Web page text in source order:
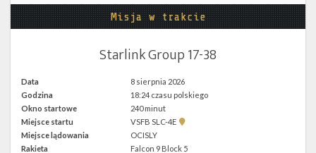
Misja w trakcie
Starlink Group 17-38
Data
8 sierpnia 2026
Godzina
18:24 czasu polskiego
Okno startowe
240 minut
Miejsce startu
VSFB SLC-4E
Pokaż
SLC-
Miejsce lądowania
OCISLY
Rakieta
Falcon 9 Block 5